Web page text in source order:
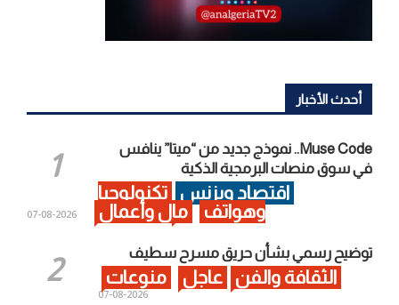
أحدث الأخبار
Muse Code.. نموذج جديد من “ميتا” ينافس
في سوق منصات البرمجية الذكية
اقتصاد وبزنس
تكنولوجيا
وهواتف
مال وأعمال 2026-08-07
توضيح رسمي بشأن حريق مسرح سطيف
الثقافة والفن عاجل منوعات
2026-08-07